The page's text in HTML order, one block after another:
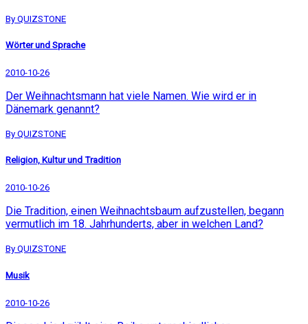
By QUIZSTONE
Wörter und Sprache
2010-10-26
Der Weihnachtsmann hat viele Namen. Wie wird er in
Dänemark genannt?
By QUIZSTONE
Religion, Kultur und Tradition
2010-10-26
Die Tradition, einen Weihnachtsbaum aufzustellen, begann
vermutlich im 18. Jahrhunderts, aber in welchen Land?
By QUIZSTONE
Musik
2010-10-26